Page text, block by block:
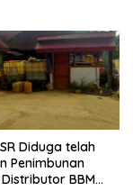
Diduga telah
Penimbunan
BBM